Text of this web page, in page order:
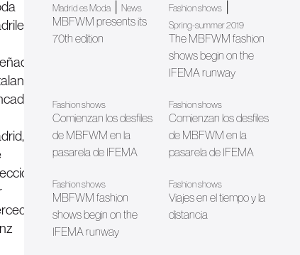
Madrid es Moda| News
MBFWM presents its
70th edition
Fashion shows
Spring-summer 2019
The MBFWM fashion
shows begin on the
IFEMA runway
Fashion shows
Comienzan los desfiles
de MBFWM en la
pasarela de IFEMA
Fashion shows
Comienzan los desfiles
de MBFWM en la
pasarela de IFEMA
Fashion shows
MBFWM fashion
shows begin on the
IFEMA runway
Fashion shows
Viajes en el tiempo y la
distancia